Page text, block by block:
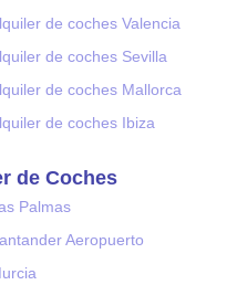
de coches Valencia
de coches Sevilla
de coches Mallorca
de coches Ibiza
de Coches
Palmas
Aeropuerto